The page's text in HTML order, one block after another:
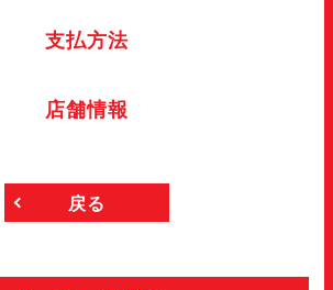
支払方法
店舗情報
戻る